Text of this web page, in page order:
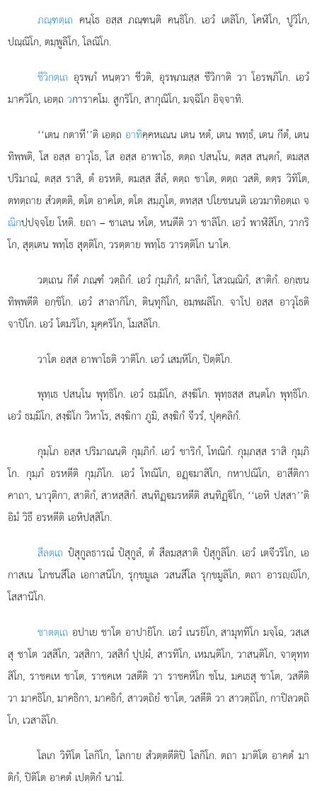
ภณฺฑตฺเถ คนฺโธ อสฺส ภณฺฑนฺติ คนฺธิโก. เอวํ เตลิโก, โคฬิโก, ปูวิโก,
ปณฺณิโก, ตมฺพูลิโก, โลณิโก.
ชีวิกตฺเถ อุรพฺภํ หนฺตฺวา ชีวติ, อุรพฺภมสฺส ชีวิกาติ วา โอรพฺภิโก. เอวํ
มาควิโก, เอตฺถวการาคโม. สูกริโก, สากุณิโก, มจฺฉิโก อิจฺจาทิ.
‘‘เตน กตาที’’ติ เอตฺถอาทิคฺคหเณน เตน หตํ, เตน พทฺธํ, เตน กีตํ, เตน
ทิพฺพติ, โส อสฺส อาวุโธ, โส อสฺส อาพาโธ, ตตฺถ ปสนฺโน, ตสฺส สนฺตกํ, ตมสฺส
ปริมาณํ, ตสฺส ราสิ, ตํ อรหติ, ตมสฺส สีลํ, ตตฺถ ชาโต, ตตฺถ วสติ, ตตฺร วิทิโต,
ตทตฺถาย สํวตฺตติ, ตโต อาคโต, ตโต สมฺภูโต, ตทสฺส ปโยชนนฺติ เอวมาทิอตฺเถ จ
ณิกปฺปจฺจโย โหติ. ยถา – ชาเลน หโต, หนตีติ วา ชาลิโก. เอวํ พาฬิสิโก, วากริ
โก, สุตฺเตน พทฺโธ สุตฺติโก, วรตฺตาย พทฺโธ วารตฺติโก นาโค.
วตฺเถนกีตํ ภณฺฑํ วตฺถิกํ. เอวํ กุมฺภิกํ, ผาลิกํ, โสวณฺณิกํ, สาติกํ. อกฺเขน
ทิพฺพตีติ อกฺขิโก. เอวํ สาลากิโก, ตินฺทุกิโก, อมฺพผลิโก. จาโป อสฺส อาวุโธติ
จาปิโก. เอวํ โตมริโก, มุคฺคริโก, โมสลิโก.
วาโต อสฺส อาพาโธติ วาติโก. เอวํ เสมฺหิโก, ปิตฺติโก.
พุทฺเธ ปสนฺโน พุทฺธิโก. เอวํ ธมฺมิโก, สงฺฆิโก. พุทฺธสฺส สนฺตโก พุทฺธิโก.
เอวํ ธมฺมิโก, สงฺฆิโก วิหาโร, สงฺฆิกา ภูมิ, สงฺฆิกํ จีวรํ, ปุคฺคลิกํ.
กุมฺโภ อสฺส ปริมาณนฺติ กุมฺภิกํ. เอวํ ขาริกํ, โทณิกํ. กุมฺภสฺส ราสิ กุมฺภิ
โก. กุมฺภํ อรหตีติ กุมฺภิโก. เอวํ โทณิโก, อฏฺมาสิโก, กหาปณิโก, อาสีติกา
คาถา, นาวุติกา, สาติกํ, สาหสฺสิกํ. สนฺทิฏฺมรหตีติ สนฺทิฏฺิโก, ‘‘เอหิ ปสฺสา’’ติ
อิมํ วิธึ อรหตีติ เอหิปสฺสิโก.
สีลตฺเถ ปํสุกูลธารณํ ปํสุกูลํ, ตํ สีลมสฺสาติ ปํสุกูลิโก. เอวํ เตจีวริโก, เอ
กาสเน โภชนสีโล เอกาสนิโก, รุกฺขมูเล วสนสีโล รุกฺขมูลิโก, ตถา อารฺิโก,
โสสานิโก.
ชาตตฺเถ อปาเย ชาโต อาปายิโก. เอวํ เนรยิโก, สามุทฺทิโก มจฺโฉ, วสฺเส
สุ ชาโต วสฺสิโก, วสฺสิกา, วสฺสิกํ ปุปฺผํ, สารทิโก, เหมนฺติโก, วาสนฺติโก, จาตุทฺท
สิโก, ราชคเห ชาโต, ราชคเหวสตีติ วา ราชคหิโก ชโน, มคเธสุ ชาโต, วสตีติ
วา มาคธิโก, มาคธิกา, มาคธิกํ, สาวตฺถิยํ ชาโต, วสตีติ วา สาวตฺถิโก, กาปิลวตฺถิ
โก, เวสาลิโก.
โลเก วิทิโต โลกิโก, โลกาย สํวตฺตตีติปิ โลกิโก. ตถา มาติโต อาคตํ มา
ติกํ, ปิติโต อาคตํ เปตฺติกํ นามํ.